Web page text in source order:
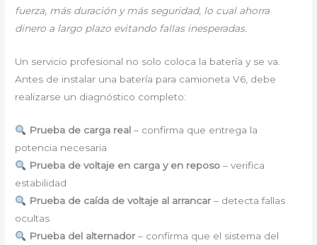
fuerza, más duración y más seguridad, lo cual ahorra
dinero a largo plazo evitando fallas inesperadas.
Un servicio profesional no solo coloca la batería y se va.
Antes de instalar una batería para camioneta V6, debe
realizarse un diagnóstico completo:
Prueba de carga real– confirma que entrega la
potencia necesaria
Prueba de voltaje en carga y en reposo– verifica
estabilidad
Prueba de caída de voltaje al arrancar– detecta fallas
ocultas
Prueba del alternador– confirma que el sistema del